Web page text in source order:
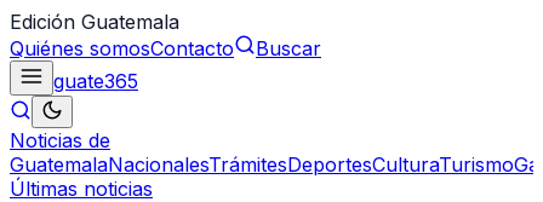
Edición Guatemala
Quiénes somosContacto
Buscar
guate365
Noticias de
GuatemalaNacionalesTrámitesDeportesCulturaTurismo
Últimas noticias